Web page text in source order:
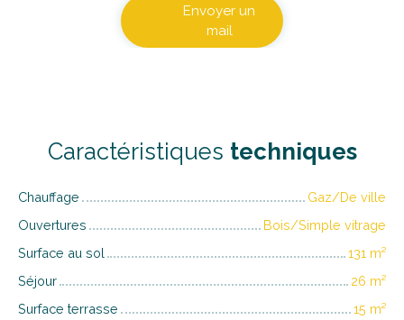
Envoyer un
mail
Caractéristiques techniques
Chauffage
Gaz/De ville
Ouvertures
Bois/Simple vitrage
Surface au sol
131 m²
Séjour
26 m²
Surface terrasse
15 m²